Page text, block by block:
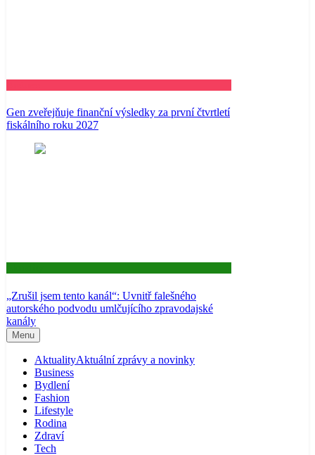
Gen zveřejňuje finanční výsledky za první čtvrtletí
fiskálního roku 2027
„Zrušil jsem tento kanál“: Uvnitř falešného
autorského podvodu umlčujícího zpravodajské
kanály
Menu
AktualityAktuální zprávy a novinky
Business
Bydlení
Fashion
Lifestyle
Rodina
Zdraví
Tech